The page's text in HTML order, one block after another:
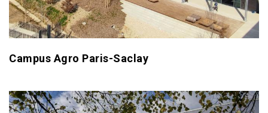
Campus Agro Paris-Saclay